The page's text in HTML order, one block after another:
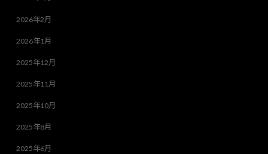
2026年2月
2026年1月
2025年12月
2025年11月
2025年10月
2025年8月
2025年6月